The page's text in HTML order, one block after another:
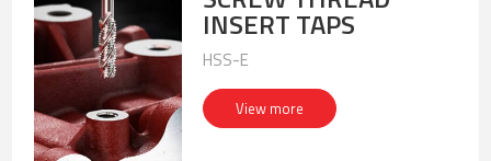
INSERT TAPS
HSS-E
View more